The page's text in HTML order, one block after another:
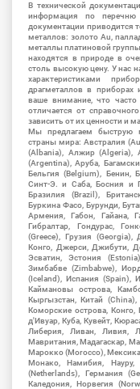
В технической
информация по перечню
документации приводится
металлов: золото Au,
металлы платиновой
находятся в природе в
столь высокую цену. У нас
характеристиками
драгметаллов в приборах
ваше внимание, что часто
отличается от
зависить от их ценности и
Мы предлагаем быструю
страны мира: Австралия
(Albania), Алжир (Algeria),
(Argentina), Аруба,
Бельгия (Belgium), Бенин,
Синт-Э. и Саба, Босния и
Бразилия (Brazil),
Буркина Фасо, Бурунди,
Армения, Габон, Гайана,
Гибралтар, Гондурас,
(Greece), Грузия
Конго, Джерси, Джибути,
Эсватин, Эстония
Зимбабве (Zimbabwe),
(Iceland), Испания (Spain),
Каймановы острова,
Кыргызстан, Китай
Коморские острова, Конго,
д'Ивуар, Куба, Кувейт,
Либерия, Ливан, Ливия,
Мавритания, Мадагаскар,
Марокко (Morocco),
Монако, Намибия, Науру,
(Netherlands), Германия
Каледония, Норвегия